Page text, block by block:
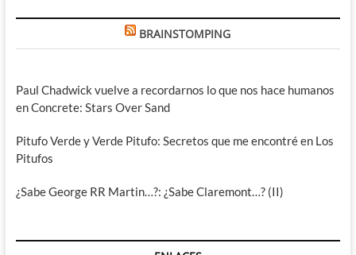
BRAINSTOMPING
Paul Chadwick vuelve a recordarnos lo que nos hace humanos
en Concrete: Stars Over Sand
Pitufo Verde y Verde Pitufo: Secretos que me encontré en Los
Pitufos
¿Sabe George RR Martin…?: ¿Sabe Claremont…? (II)